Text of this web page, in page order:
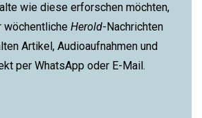
wie diese erforschen möchten,
wöchentliche Herold-Nachrichten
Artikel, Audioaufnahmen und
per WhatsApp oder E-Mail.